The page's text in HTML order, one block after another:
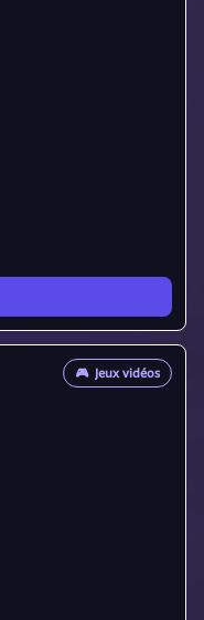
🎮 Jeux vidéos